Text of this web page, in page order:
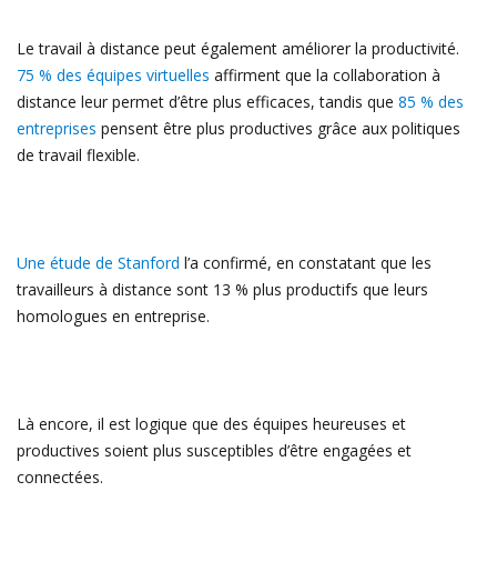
Le travail à distance peut également améliorer la productivité.
75 % des équipes virtuelles affirment que la collaboration à
distance leur permet d’être plus efficaces, tandis que 85 % des
entreprises pensent être plus productives grâce aux politiques
de travail flexible.
Une étude de Stanford l’a confirmé, en constatant que les
travailleurs à distance sont 13 % plus productifs que leurs
homologues en entreprise.
Là encore, il est logique que des équipes heureuses et
productives soient plus susceptibles d’être engagées et
connectées.